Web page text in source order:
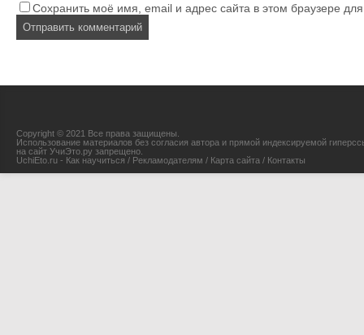
Сохранить моё имя, email и адрес сайта в этом браузере
Copyright © 2021 Все права защищены.
Использование материалов без согласия автора и прямой индексируемой
на сайт УчиЭто.ру запрещено.
UchiEto.ru - Как научиться / Рекламодателям / Карта сайта / Контакты